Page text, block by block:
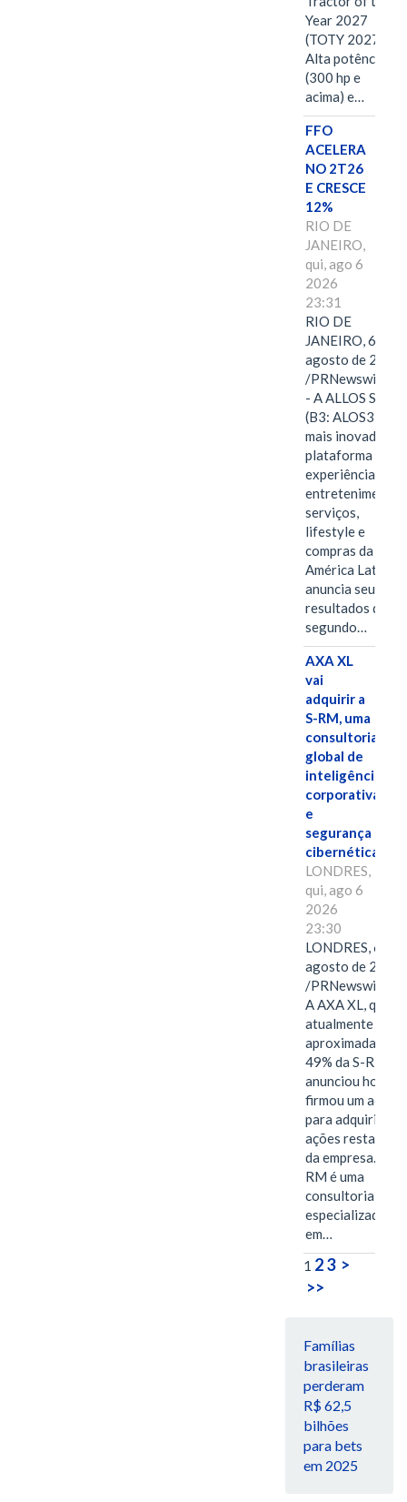
Year 2027
(TOTY 2027:
Alta potência
(300 hp e
acima) e…
FFO
ACELERA
NO 2T26
E CRESCE
12%
RIO DE
JANEIRO,
qui, ago 6
2026
23:31
RIO DE
JANEIRO, 6 de
agosto de 2026
/PRNewswire/ -
- A ALLOS S.A.
(B3: ALOS3), a
mais inovadora
plataforma de
experiências,
entretenimento,
serviços,
lifestyle e
compras da
América Latina
anuncia seus
resultados do
segundo…
AXA XL
vai
adquirir a
S-RM, uma
consultoria
global de
inteligência
corporativa
e
segurança
cibernética
LONDRES,
qui, ago 6
2026
23:30
LONDRES, 6 de
agosto de 2026
/PRNewswire/ --
A AXA XL, que
atualmente
49% da S-RM,
anunciou hoje
firmou um
para adquirir as
ações restantes
da empresa. A S-
RM é uma
consultoria
especializada
em…
1 23 >
>>
Famílias
brasileiras
perderam
R$ 62,5
bilhões
para bets
em 2025